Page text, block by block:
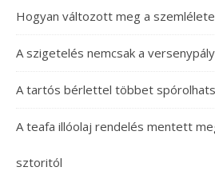
Hogyan változott meg a
A szigetelés nemcsak a
A tartós bérlettel többet
A teafa illóolaj rendelés mentett
sztoritól